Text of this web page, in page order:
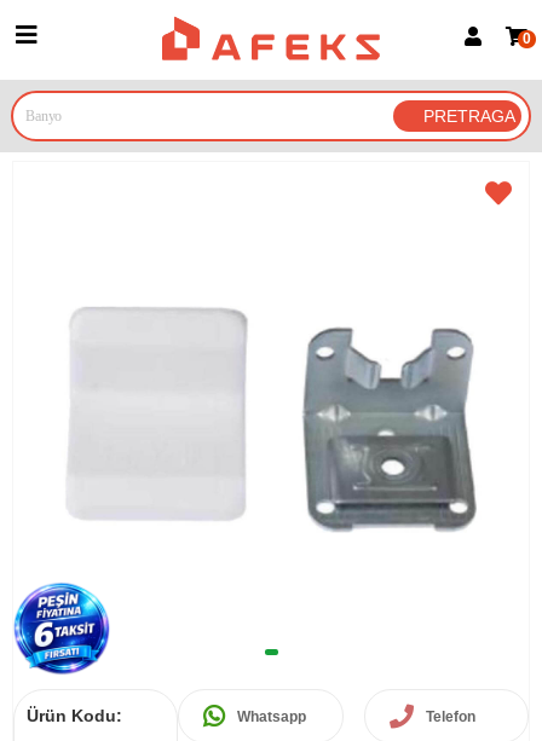
Prijava za članove
Prijavite se Google nalogom
0
Ürün Kodu: Whatsapp Telefon